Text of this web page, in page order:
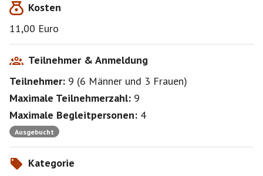
Kosten
11,00 Euro
Teilnehmer & Anmeldung
Teilnehmer: 9 (6 Männer und 3 Frauen)
Maximale Teilnehmerzahl: 9
Maximale Begleitpersonen: 4
Ausgebucht
Kategorie